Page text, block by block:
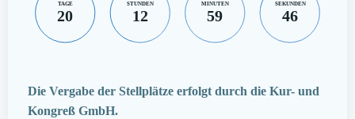
TAGE
20
STUNDEN
12
MINUTEN
59
SEKUNDEN
45
Die Vergabe der Stellplätze erfolgt durch die Kur- und
Kongreß GmbH.